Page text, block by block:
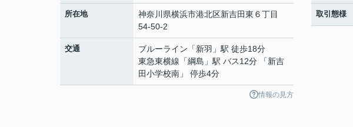
所在地 神奈川県横浜市港北区新吉田東 ６丁目
54-50-2
交通 ブルーライン 「新羽 」駅 徒歩18分
東急東横線 「綱島 」駅 バス12分 「新吉
田小学校南」 停歩4分
情報の見方
取引態様